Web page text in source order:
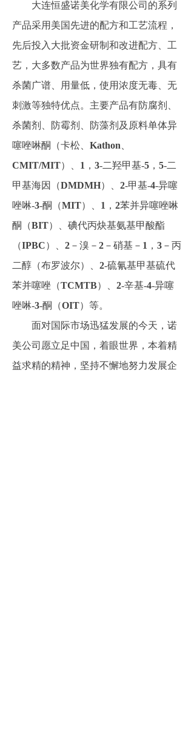
大连恒盛诺美化学有限公司的系列
产品采用美国先进的配方和工艺流程，
先后投入大批资金研制和改进配方、工
艺，大多数产品为世界独有配方，具有
杀菌广谱、用量低，使用浓度无毒、无
刺激等独特优点。主要产品有防腐剂、
杀菌剂、防霉剂、防藻剂及原料单体异
噻唑啉酮（卡松、 Kathon
CMIT/MIT）、 1 ， 3-二羟甲基-5 ， 5-二
甲基海因（DMDMH）、 2-甲基-4-异噻
唑啉-3-酮（MIT） 1 ， 2苯并异噻唑啉
酮（BIT）、碘代丙炔基氨基甲酸酯
（IPBC）、 2 －溴－ 2 －硝基－ 1 ， 3 －丙
二醇（布罗波尔）、 2-硫氰基甲基硫代
苯并噻唑（TCMTB）、 2-辛基-4-异噻
唑啉-3-酮（OIT）等。
面对国际市场迅猛发展的今天，诺
美公司愿立足中国，着眼世界，本着精
益求精的精神，坚持不懈地努力发展企